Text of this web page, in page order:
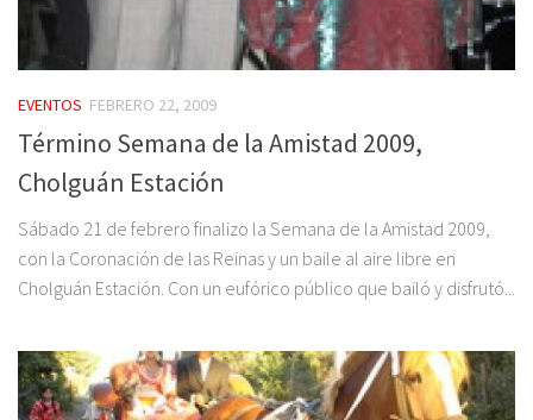
EVENTOS FEBRERO 22, 2009
Término Semana de la Amistad 2009,
Cholguán Estación
Sábado 21 de febrero finalizo la Semana de la Amistad 2009,
con la Coronación de las Reinas y un baile al aire libre en
Cholguán Estación. Con un eufórico público que bailó y disfrutó...